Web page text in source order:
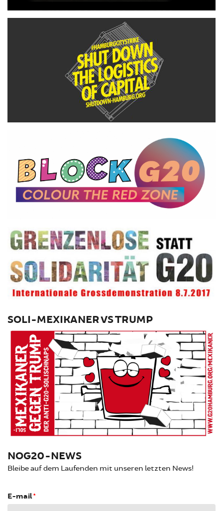
SOLI-MEXIKANER VS TRUMP
NOG20-NEWS
Bleibe auf dem Laufenden mit unseren letzten News!
E-mail*